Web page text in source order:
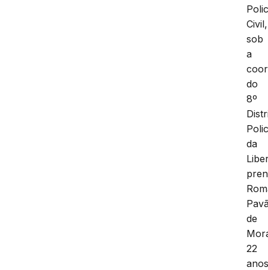
Civil,
sob
a
do
8º
da
de
22